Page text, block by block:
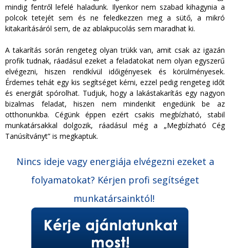
mindig fentről lefelé haladunk. Ilyenkor nem szabad kihagynia a
polcok tetejét sem és ne feledkezzen meg a sütő, a mikró
kitakarításáról sem, de az ablakpucolás sem maradhat ki.
A takarítás során rengeteg olyan trükk van, amit csak az igazán
profik tudnak, ráadásul ezeket a feladatokat nem olyan egyszerű
elvégezni, hiszen rendkívül időigényesek és körülményesek.
Érdemes tehát egy kis segítséget kérni, ezzel pedig rengeteg időt
és energiát spórolhat. Tudjuk, hogy a lakástakarítás egy nagyon
bizalmas feladat, hiszen nem mindenkit engedünk be az
otthonunkba. Cégünk éppen ezért csakis megbízható, stabil
munkatársakkal dolgozik, ráadásul még a „Megbízható Cég
Tanúsítványt” is megkaptuk.
Nincs ideje vagy energiája elvégezni ezeket a
folyamatokat? Kérjen profi segítséget
munkatársainktól!